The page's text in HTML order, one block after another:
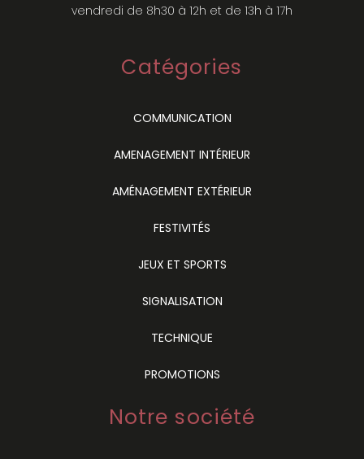
vendredi de 8h30 à 12h et de 13h à 17h
Catégories
COMMUNICATION
AMENAGEMENT INTÉRIEUR
AMÉNAGEMENT EXTÉRIEUR
FESTIVITÉS
JEUX ET SPORTS
SIGNALISATION
TECHNIQUE
PROMOTIONS
Notre société